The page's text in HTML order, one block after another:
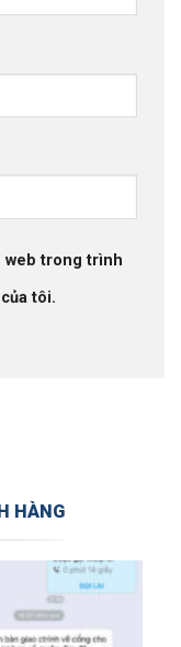
web trong trình
tôi.
HÀNG